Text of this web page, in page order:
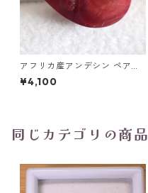
アフリカ産アンデシン ペアシ
ェイプカットルース 5.4ct 15.
0mm*11.5mm*6.3mm
¥4,100
同じカテゴリの商品